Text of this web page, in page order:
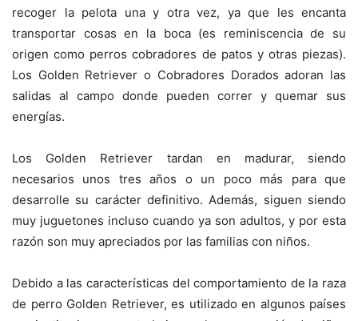
recoger la pelota una y otra vez, ya que les encanta
transportar cosas en la boca (es reminiscencia de su
origen como perros cobradores de patos y otras piezas).
Los Golden Retriever o Cobradores Dorados adoran las
salidas al campo donde pueden correr y quemar sus
energías.
Los Golden Retriever tardan en madurar, siendo
necesarios unos tres años o un poco más para que
desarrolle su carácter definitivo. Además, siguen siendo
muy juguetones incluso cuando ya son adultos, y por esta
razón son muy apreciados por las familias con niños.
Debido a las características del comportamiento de la raza
de perro Golden Retriever, es utilizado en algunos países